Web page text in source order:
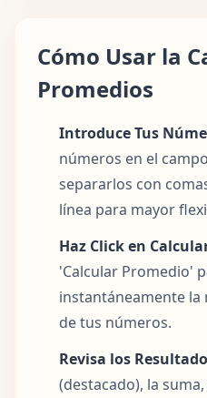
Cómo Usar la
Promedios
Introduce Tus
números en el
separarlos con
línea para mayor
Haz Click en
'Calcular Promedio'
instantáneamente la
de tus números.
Revisa los
(destacado), la